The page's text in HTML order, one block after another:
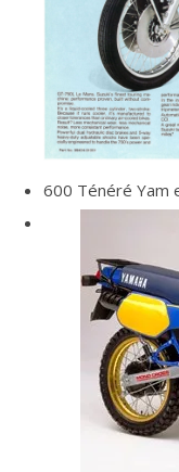
600 Ténéré Yam